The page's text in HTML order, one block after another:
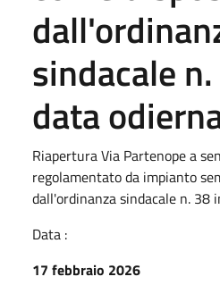
sindacale
data
Riapertura Via Partenope a
regolamentato da impianto
dall'ordinanza sindacale n. 38
Data :
17 febbraio 2026